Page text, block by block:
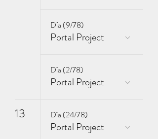
Día (9/78)
Portal Project
Día (2/78)
Portal Project
13 Día (24/78)
Portal Project